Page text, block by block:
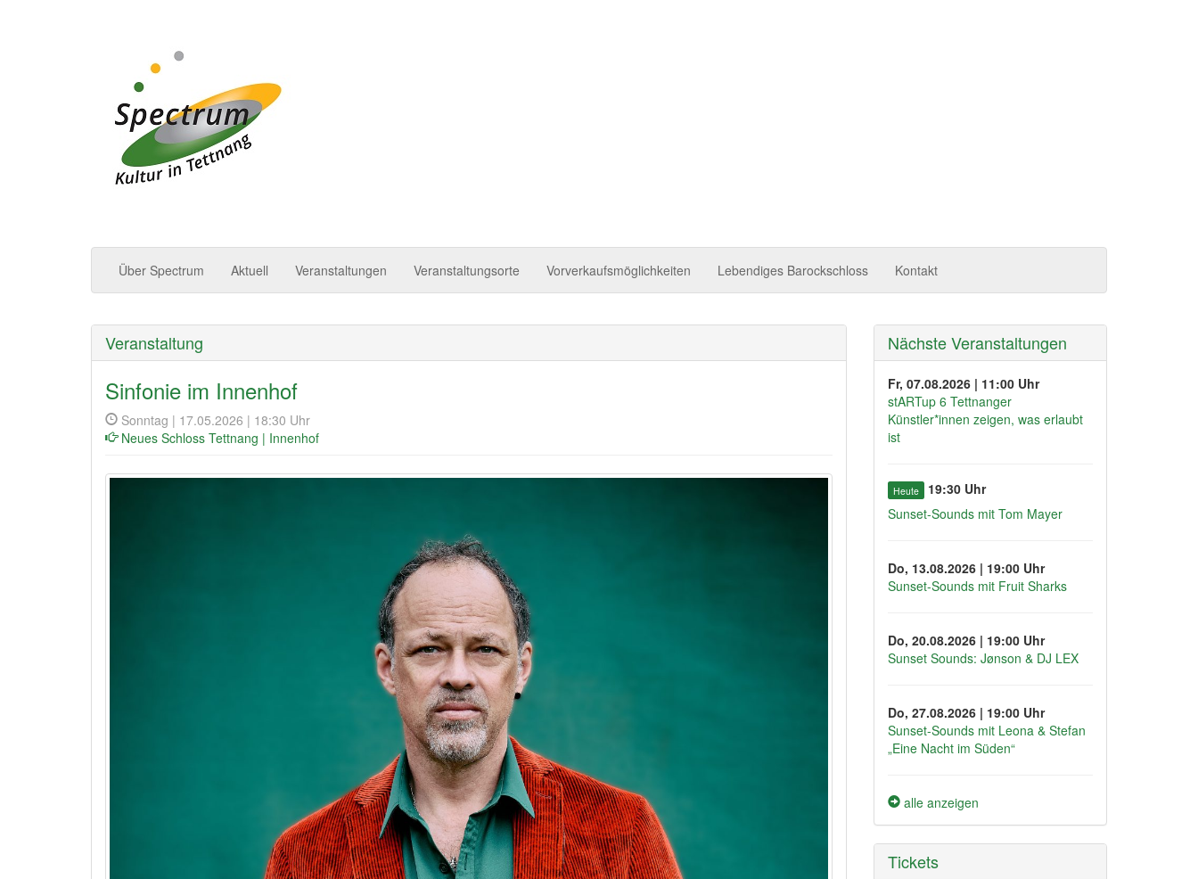
Spectrum | Kultur in Tettnang
Über Spectrum Aktuell Veranstaltungen Veranstaltungsorte Vorverkaufsmöglichkeiten Lebendiges Barockschloss Kontakt
Veranstaltung
Sinfonie im Innenhof
Sonntag | 17.05.2026 | 18:30 Uhr
Neues Schloss Tettnang | Innenhof
Nächste Veranstaltungen
Fr, 07.08.2026 | 11:00 Uhr
stARTup 6 Tettnanger
Künstler*innen zeigen, was erlaubt
ist
Heute
19:30 Uhr
Sunset-Sounds mit Tom Mayer
Do, 13.08.2026 | 19:00 Uhr
Sunset-Sounds mit Fruit Sharks
Do, 20.08.2026 | 19:00 Uhr
Sunset Sounds: Jønson & DJ LEX
Do, 27.08.2026 | 19:00 Uhr
Sunset-Sounds mit Leona & Stefan
„Eine Nacht im Süden“
alle anzeigen
Tickets